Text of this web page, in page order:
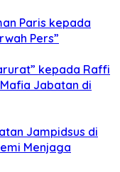
Paris kepada
Pers”
kepada Raffi
Jabatan di
Jampidsus di
Menjaga